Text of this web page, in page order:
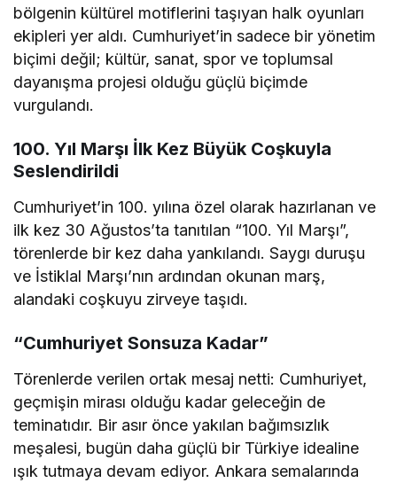
bölgenin kültürel motiflerini taşıyan halk oyunları
ekipleri yer aldı. Cumhuriyet’in sadece bir yönetim
biçimi değil; kültür, sanat, spor ve toplumsal
dayanışma projesi olduğu güçlü biçimde
vurgulandı.
100. Yıl Marşı İlk Kez Büyük Coşkuyla
Seslendirildi
Cumhuriyet’in 100. yılına özel olarak hazırlanan ve
ilk kez 30 Ağustos’ta tanıtılan “100. Yıl Marşı”,
törenlerde bir kez daha yankılandı. Saygı duruşu
ve İstiklal Marşı’nın ardından okunan marş,
alandaki coşkuyu zirveye taşıdı.
“Cumhuriyet Sonsuza Kadar”
Törenlerde verilen ortak mesaj netti: Cumhuriyet,
geçmişin mirası olduğu kadar geleceğin de
teminatıdır. Bir asır önce yakılan bağımsızlık
meşalesi, bugün daha güçlü bir Türkiye idealine
ışık tutmaya devam ediyor. Ankara semalarında